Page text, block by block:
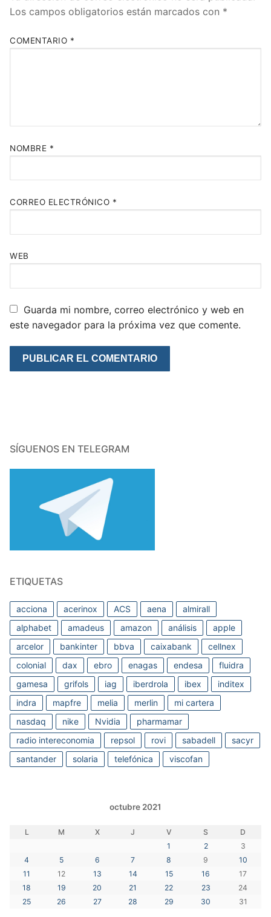
Los campos obligatorios están marcados con *
COMENTARIO *
NOMBRE *
CORREO ELECTRÓNICO *
WEB
Guarda mi nombre, correo electrónico y web en
este navegador para la próxima vez que comente.
SÍGUENOS EN TELEGRAM
ETIQUETAS
acciona acerinox ACS aena
almirall
alphabet
amadeus amazon análisis
apple
arcelor
bankinter bbva caixabank
cellnex
colonial
dax ebro enagas endesa
fluidra
gamesa
grifols iag iberdrola ibex
inditex
indra
mapfre melia merlin
mi cartera
nasdaq
nike Nvidia
pharmamar
radio intereconomia
repsol rovi sabadell
sacyr
santander
solaria telefónica viscofan
octubre 2021
L M X J V S
D
1
2
3
4
5 6 7 8 9
10
11
12 13 14 15 16
17
18
19 20 21 22 23
24
25
26 27 28 29 30 31